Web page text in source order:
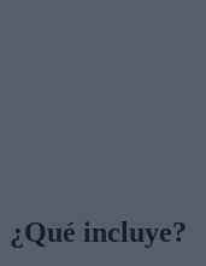
¿Qué incluye?